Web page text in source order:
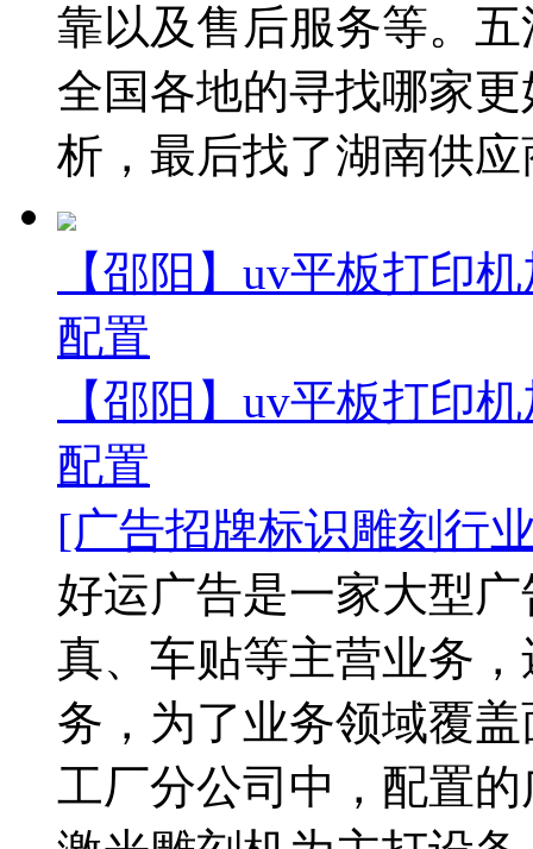
靠以及售后服务等。
全国各地的寻找哪家
析，最后找了湖南供
【邵阳】uv平板打印
配置
【邵阳】uv平板打印
配置
[广告招牌标识雕刻行
好运广告是一家大型
真、车贴等主营业务
务，为了业务领域覆
工厂分公司中，配置